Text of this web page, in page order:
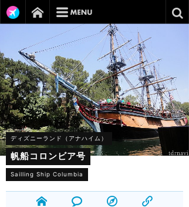
ディズニーランド（アナハイム）
帆船コロンビア号
Sailling Ship Columbia